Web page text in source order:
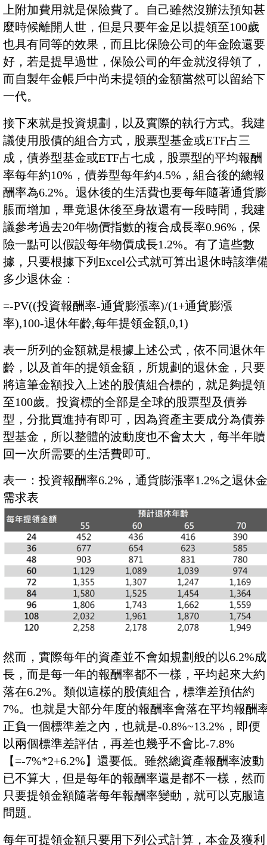
上附加費用就是保險費了。自己雖然沒辦法預知甚
麼時候離開人世，但是只要年金足以提領至100歲
也具有同等的效果，而且比保險公司的年金險還要
好，若是提早過世，保險公司的年金就沒得領了，
而自製年金帳戶中尚未提領的金額當然可以留給下
一代。
接下來就是投資規劃，以及實際的執行方式。我建
議使用股債的組合方式，股票型基金或ETF占三
成，債券型基金或ETF占七成，股票型的平均報酬
率每年約10%，債券型每年約4.5%，組合後的總報
酬率為6.2%。退休後的生活費也要每年隨著通貨膨
脹而增加，畢竟退休後至身故還有一段時間，我建
議參考過去20年物價指數的複合成長率0.96%，保
險一點可以假設每年物價成長1.2%。有了這些數
據，只要根據下列Excel公式就可算出退休時該準
多少退休金：
=-PV((投資報酬率-通貨膨漲率)/(1+通貨膨漲
率),100-退休年齡,每年提領金額,0,1)
表一所列的金額就是根據上述公式，依不同退休年
齡，以及首年的提領金額，所規劃的退休金，只要
將這筆金額投入上述的股債組合標的，就足夠提領
至100歲。投資標的全部是全球的股票型及債券
型，分批買進持有即可，因為資產主要成分為債券
型基金，所以整體的波動度也不會太大，每半年贖
回一次所需要的生活費即可。
表一：投資報酬率6.2%，通貨膨漲率1.2%之退休金
需求表
然而，實際每年的資產並不會如規劃般的以6.2%成
長，而是每一年的報酬率都不一樣，平均起來大約
落在6.2%。類似這樣的股債組合，標準差預估約
7%。也就是大部分年度的報酬率會落在平均報酬
正負一個標準差之內，也就是-0.8%~13.2%，即便
以兩個標準差評估，再差也幾乎不會比-7.8%
【=-7%*2+6.2%】還要低。雖然總資產報酬率波動
已不算大，但是每年的報酬率還是都不一樣，然而
只要提領金額隨著每年報酬率變動，就可以克服這
問題。
每年可提領金額只要用下列公式計算，本金及獲利